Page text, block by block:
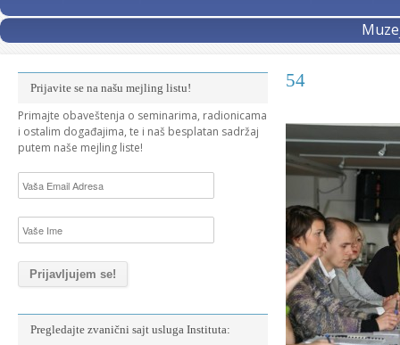
54
Prijavite se na našu mejling listu!
Primajte obaveštenja o seminarima, radionicama
i ostalim događajima, te i naš besplatan sadržaj
putem naše mejling liste!
Pregledajte zvanični sajt usluga Instituta: